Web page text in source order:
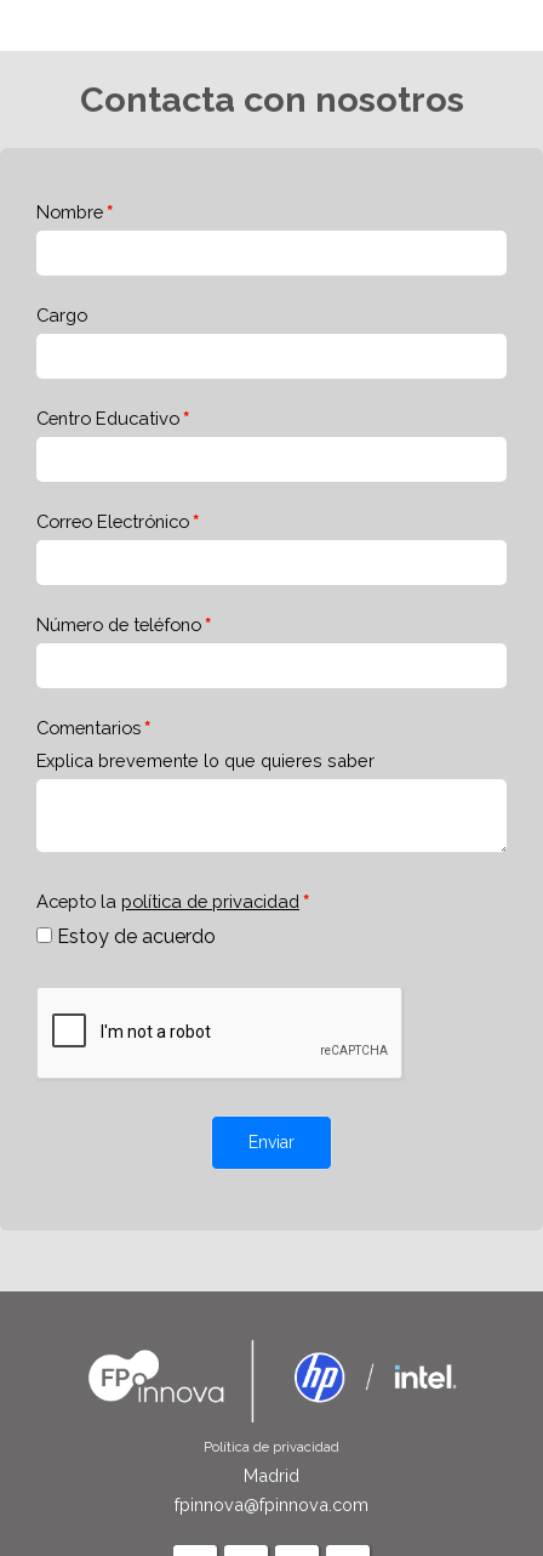
Contacta con nosotros
Nombre
Cargo
Centro Educativo
Correo Electrónico
Número de teléfono
Comentarios
Explica brevemente lo que quieres saber
Acepto la política de privacidad
Estoy de acuerdo
Enviar
Política de privacidad
Madrid
fpinnova@fpinnova.com